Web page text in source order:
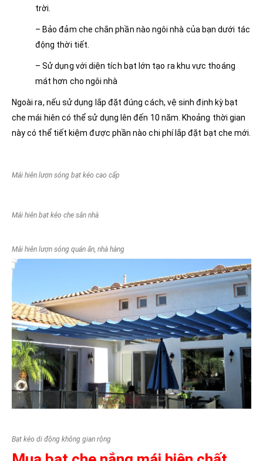
trời.
– Bảo đảm che chắn phần nào ngôi nhà của bạn dưới tác
động thời tiết.
– Sử dụng với diện tích bạt lớn tạo ra khu vực thoáng
mát hơn cho ngôi nhà
Ngoài ra, nếu sử dụng lắp đặt đúng cách, vệ sinh định kỳ bạt
che mái hiên có thể sử dụng lên đến 10 năm. Khoảng thời gian
này có thể tiết kiệm được phần nào chi phí lắp đặt bạt che mới.
Mái hiên lượn sóng bạt kéo cao cấp
Mái hiên bạt kéo che sân nhà
Mái hiên lượn sóng quán ăn, nhà hàng
Bạt kéo di động không gian rộng